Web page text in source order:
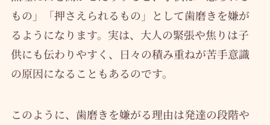
もの」「押さえられるもの」として歯磨きを嫌が
るようになります。実は、大人の緊張や焦りは子
供にも伝わりやすく、日々の積み重ねが苦手意識
の原因になることもあるのです。
このように、歯磨きを嫌がる理由は発達の段階や